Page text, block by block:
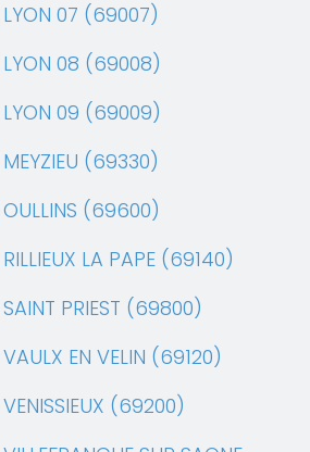
07 (69007)
08 (69008)
09 (69009)
(69330)
(69600)
LA PAPE (69140)
PRIEST (69800)
EN VELIN (69120)
(69200)